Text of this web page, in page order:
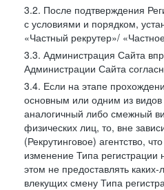
3.2. После подтверждения
с условиями и порядком,
«Частный рекрутер»/
3.3. Администрация Сайта
Администрации Сайта
3.4. Если на этапе
основным или одним из видов
аналогичный либо смежный
физических лиц, то, вне
(Рекрутинговое) агентство,
изменение Типа регистрации
этом не предоставлять
влекущих смену Типа